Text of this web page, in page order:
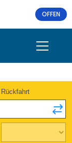
OFFEN